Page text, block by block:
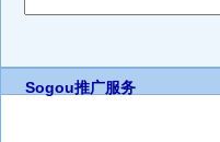
Sogou推广服务